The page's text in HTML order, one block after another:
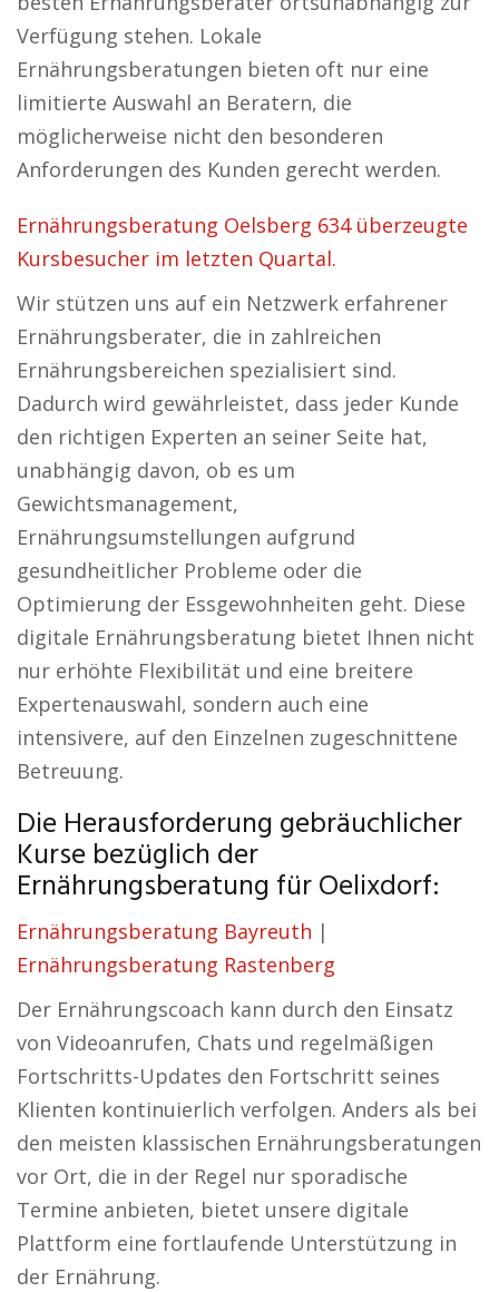
Verfügung stehen. Lokale
Ernährungsberatungen bieten oft nur eine
limitierte Auswahl an Beratern, die
möglicherweise nicht den besonderen
Anforderungen des Kunden gerecht werden.
Ernährungsberatung Oelsberg 634 überzeugte
Kursbesucher im letzten Quartal.
Wir stützen uns auf ein Netzwerk erfahrener
Ernährungsberater, die in zahlreichen
Ernährungsbereichen spezialisiert sind.
Dadurch wird gewährleistet, dass jeder Kunde
den richtigen Experten an seiner Seite hat,
unabhängig davon, ob es um
Gewichtsmanagement,
Ernährungsumstellungen aufgrund
gesundheitlicher Probleme oder die
Optimierung der Essgewohnheiten geht. Diese
digitale Ernährungsberatung bietet Ihnen nicht
nur erhöhte Flexibilität und eine breitere
Expertenauswahl, sondern auch eine
intensivere, auf den Einzelnen zugeschnittene
Betreuung.
Die Herausforderung gebräuchlicher
Kurse bezüglich der
Ernährungsberatung für Oelixdorf:
Ernährungsberatung Bayreuth |
Ernährungsberatung Rastenberg
Der Ernährungscoach kann durch den Einsatz
von Videoanrufen, Chats und regelmäßigen
Fortschritts-Updates den Fortschritt seines
Klienten kontinuierlich verfolgen. Anders als bei
den meisten klassischen Ernährungsberatungen
vor Ort, die in der Regel nur sporadische
Termine anbieten, bietet unsere digitale
Plattform eine fortlaufende Unterstützung in
der Ernährung.